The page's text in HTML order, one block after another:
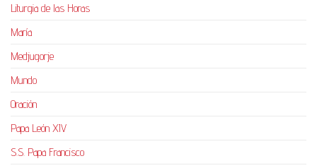
Liturgia de las Horas
María
Medjugorje
Mundo
Oración
Papa León XIV
S.S. Papa Francisco